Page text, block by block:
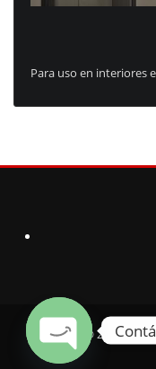
Para uso en interiores
Copyright © 2025 |